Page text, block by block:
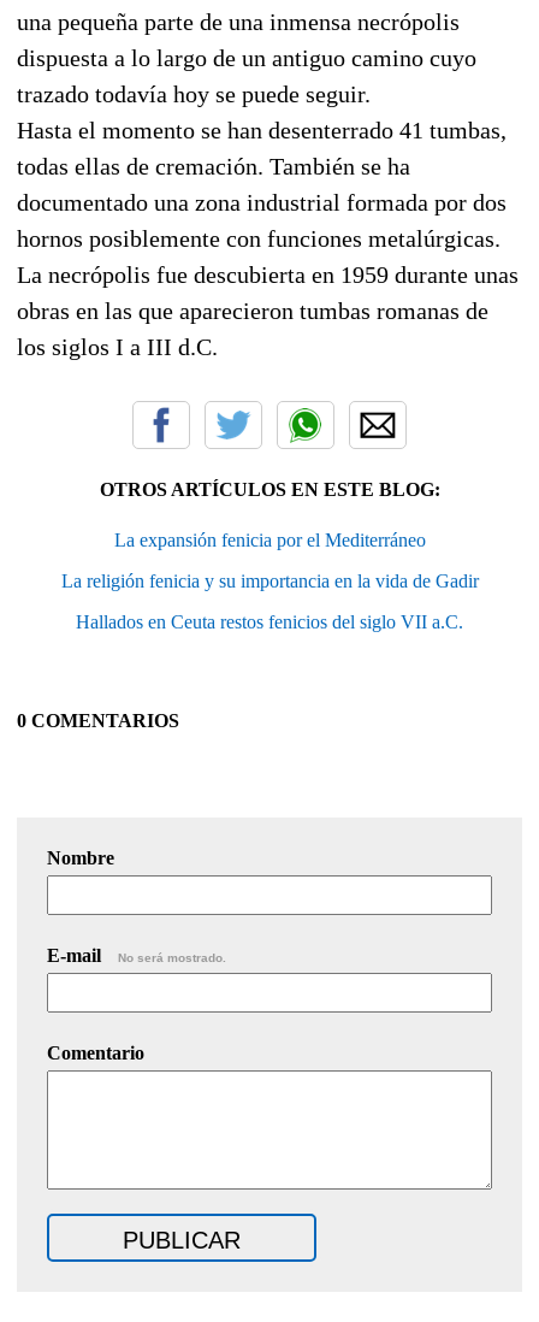
una pequeña parte de una inmensa necrópolis
dispuesta a lo largo de un antiguo camino cuyo
trazado todavía hoy se puede seguir.
Hasta el momento se han desenterrado 41 tumbas,
todas ellas de cremación. También se ha
documentado una zona industrial formada por dos
hornos posiblemente con funciones metalúrgicas.
La necrópolis fue descubierta en 1959 durante unas
obras en las que aparecieron tumbas romanas de
los siglos I a III d.C.
OTROS ARTÍCULOS EN ESTE BLOG:
La expansión fenicia por el Mediterráneo
La religión fenicia y su importancia en la vida de Gadir
Hallados en Ceuta restos fenicios del siglo VII a.C.
0 COMENTARIOS
Nombre
E-mail No será mostrado.
Comentario